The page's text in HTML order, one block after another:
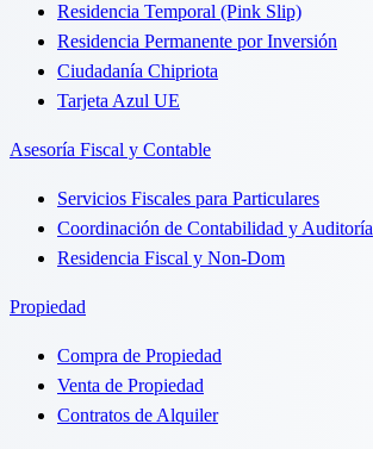
Residencia Temporal (Pink Slip)
Residencia Permanente por Inversión
Ciudadanía Chipriota
Tarjeta Azul UE
Asesoría Fiscal y Contable
Servicios Fiscales para Particulares
Coordinación de Contabilidad y Auditoría
Residencia Fiscal y Non-Dom
Propiedad
Compra de Propiedad
Venta de Propiedad
Contratos de Alquiler